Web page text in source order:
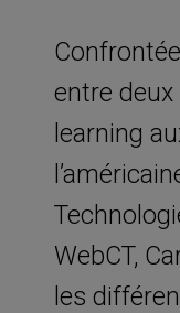
entre
learning
WebCT,
les